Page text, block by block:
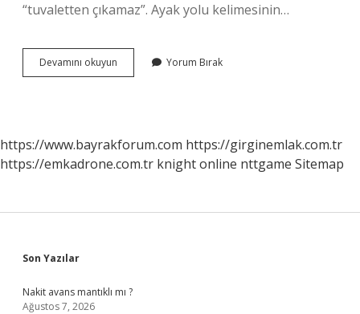
“tuvaletten çıkamaz”. Ayak yolu kelimesinin…
Devamını okuyun
Ayak
Yorum Bırak
https://www.bayrakforum.com https://girginemlak.com.tr
https://emkadrone.com.tr knight online nttgame Sitemap
Sidebar
Son Yazılar
Nakit avans mantıklı mı ?
Ağustos 7, 2026